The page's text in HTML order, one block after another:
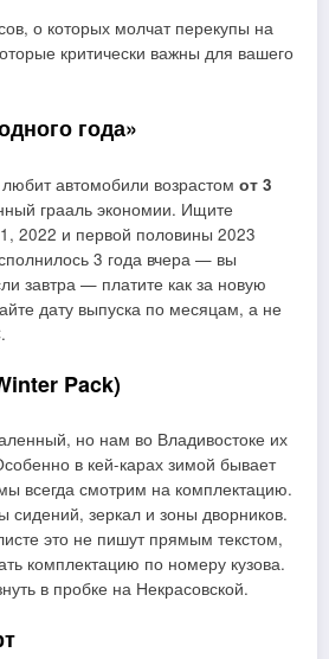
о которых молчат перекупы на
критически важны для вашего
года»
автомобили возрастом от 3
грааль экономии. Ищите
2022 и первой половины 2023
3 года вчера — вы
завтра — платите как за новую
дату выпуска по месяцам, а не
Pack)
но нам во Владивостоке их
в кей-карах зимой бывает
всегда смотрим на комплектацию.
зеркал и зоны дворников.
это не пишут прямым текстом,
комплектацию по номеру кузова.
в пробке на Некрасовской.